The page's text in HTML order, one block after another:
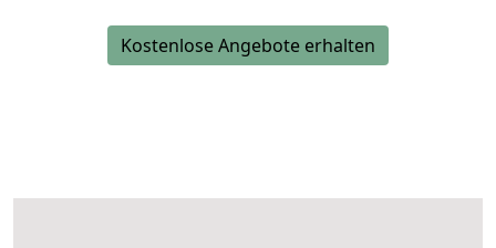
Kostenlose Angebote erhalten